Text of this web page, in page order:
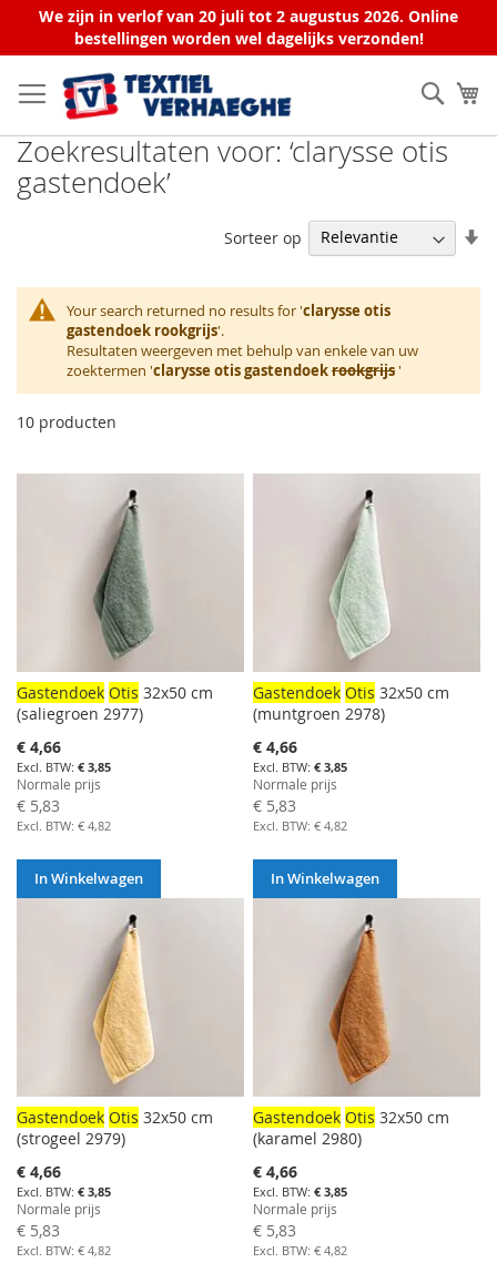
We zijn in verlof van 20 juli tot 2 augustus 2026. Online
bestellingen worden wel dagelijks verzonden!
naar
de
inhoud
Zoek
Zoekresultaten voor: ‘clarysse otis
gastendoek’
Your search returned no results for 'clarysse otis
gastendoek rookgrijs'.
Resultaten weergeven met behulp van enkele van uw
zoektermen 'clarysse otis gastendoekrookgrijs'
10 producten
Sorteer op
Gastendoek Otis 32x50 cm
(saliegroen 2977)
Aanbiedingsprijs
€ 4,66
€ 3,85
Normale prijs
€ 5,83
€ 4,82
In Winkelwagen
Gastendoek Otis 32x50 cm
(muntgroen 2978)
Aanbiedingsprijs
€ 4,66
€ 3,85
Normale prijs
€ 5,83
€ 4,82
In Winkelwagen
Gastendoek Otis 32x50 cm
(strogeel 2979)
Aanbiedingsprijs
€ 4,66
€ 3,85
Normale prijs
€ 5,83
€ 4,82
Gastendoek Otis 32x50 cm
(karamel 2980)
Aanbiedingsprijs
€ 4,66
€ 3,85
Normale prijs
€ 5,83
€ 4,82